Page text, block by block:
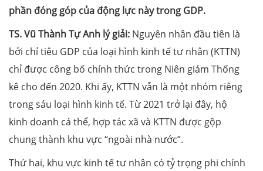
phần đóng góp của động lực này trong GDP.
TS. Vũ Thành Tự Anh lý giải: Nguyên nhân đầu tiên là
bởi chỉ tiêu GDP của loại hình kinh tế tư nhân (KTTN)
chỉ được công bố chính thức trong Niên giám Thống
kê cho đến 2020. Khi ấy, KTTN vẫn là một nhóm riêng
trong sáu loại hình kinh tế. Từ 2021 trở lại đây, hộ
kinh doanh cá thể, hợp tác xã và KTTN được gộp
chung thành khu vực “ngoài nhà nước”.
Thứ hai, khu vực kinh tế tư nhân có tỷ trọng phi chính